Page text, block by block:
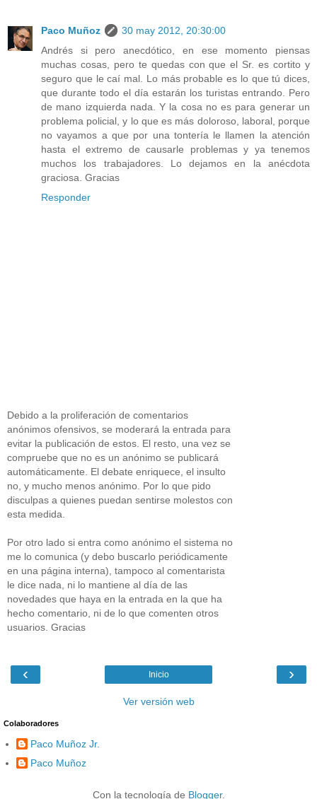
Paco Muñoz
30 may 2012, 20:30:00
Andrés si pero anecdótico, en ese momento piensas
muchas cosas, pero te quedas con que el Sr. es cortito y
seguro que le caí mal. Lo más probable es lo que tú dices,
que durante todo el día estarán los turistas entrando. Pero
de mano izquierda nada. Y la cosa no es para generar un
problema policial, y lo que es más doloroso, laboral, porque
no vayamos a que por una tontería le llamen la atención
hasta el extremo de causarle problemas y ya tenemos
muchos los trabajadores. Lo dejamos en la anécdota
graciosa. Gracias
Responder
Debido a la proliferación de comentarios
anónimos ofensivos, se moderará la entrada para
evitar la publicación de estos. El resto, una vez se
compruebe que no es un anónimo se publicará
automáticamente. El debate enriquece, el insulto
no, y mucho menos anónimo. Por lo que pido
disculpas a quienes puedan sentirse molestos con
esta medida.
Por otro lado si entra como anónimo el sistema no
me lo comunica (y debo buscarlo periódicamente
en una página interna), tampoco al comentarista
le dice nada, ni lo mantiene al día de las
novedades que haya en la entrada en la que ha
hecho comentario, ni de lo que comenten otros
usuarios. Gracias
‹ ›
Inicio
Ver versión web
Colaboradores
Paco Muñoz Jr.
Paco Muñoz
Con la tecnología de Blogger.